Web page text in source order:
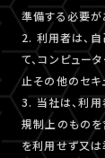
準備する必要が
2. 利用者は、
て、コンピュー
止その他のセキ
3. 当社は、利
規制上のものを
を利用せず又は